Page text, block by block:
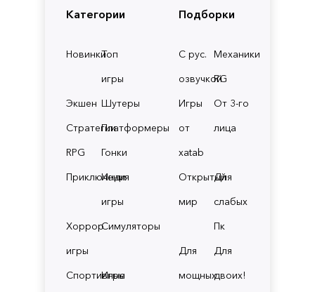
Категории
НовинкиТоп
игры
Экшен Шутеры
СтратегииПлатформеры
RPG
Гонки
Приключения
Инди
игры
Хоррор
игры
Симуляторы
Спортивные
Игры
Подборки
С рус.
озвучкой
Механики
RG
Игры
от
xatab
От 3-го
лица
Открытый
мир
Для
слабых
Пк
Для
мощных
Для
двоих!